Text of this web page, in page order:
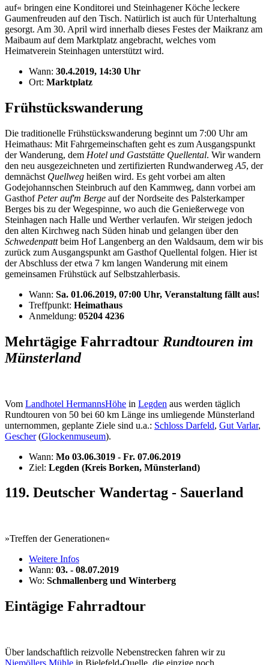
auf« bringen eine Konditorei und Steinhagener Köche leckere
Gaumenfreuden auf den Tisch. Natürlich ist auch für Unterhaltung
gesorgt. Am 30. April wird innerhalb dieses Festes der Maikranz am
Maibaum auf dem Marktplatz angebracht, welches vom
Heimatverein Steinhagen unterstützt wird.
Wann: 30.4.2019, 14:30 Uhr
Ort: Marktplatz
Frühstückswanderung
Die traditionelle Frühstückswanderung beginnt um 7:00 Uhr am
Heimathaus: Mit Fahrgemeinschaften geht es zum Ausgangspunkt
der Wanderung, dem Hotel und Gaststätte Quellental. Wir wandern
den neu ausgezeichneten und zertifizierten Rundwanderweg A5, der
demnächst Quellweg heißen wird. Es geht vorbei am alten
Godejohannschen Steinbruch auf den Kammweg, dann vorbei am
Gasthof Peter auf'm Berge auf der Nordseite des Palsterkamper
Berges bis zu der Wegespinne, wo auch die Genießerwege von
Steinhagen nach Halle und Werther verlaufen. Wir steigen jedoch
den alten Kirchweg nach Süden hinab und gelangen über den
Schwedenpattbeim Hof Langenberg an den Waldsaum, dem wir bis
zurück zum Ausgangspunkt am Gasthof Quellental folgen. Hier ist
der Abschluss der etwa 7 km langen Wanderung mit einem
gemeinsamen Frühstück auf Selbstzahlerbasis.
Wann: Sa. 01.06.2019, 07:00 Uhr, Veranstaltung fällt aus!
Treffpunkt: Heimathaus
Anmeldung: 05204 4236
Mehrtägige Fahrradtour Rundtouren im
Münsterland
Vom Landhotel HermannsHöhe in Legden aus werden täglich
Rundtouren von 50 bei 60 km Länge ins umliegende Münsterland
unternommen, geplante Ziele sind u.a.: Schloss Darfeld, Gut Varlar,
Gescher(Glockenmuseum).
Wann: Mo 03.06.3019 - Fr. 07.06.2019
Ziel: Legden (Kreis Borken, Münsterland)
119. Deutscher Wandertag - Sauerland
»Treffen der Generationen«
Weitere Infos
Wann: 03. - 08.07.2019
Wo: Schmallenberg und Winterberg
Eintägige Fahrradtour
Über landschaftlich reizvolle Nebenstrecken fahren wir zu